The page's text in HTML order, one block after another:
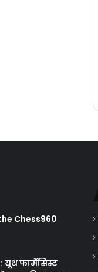
Chess960
यूथ फार्मेसिस्ट